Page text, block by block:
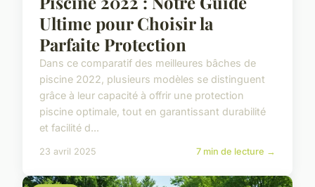
Ultime pour Choisir la
Parfaite Protection
Dans ce comparatif des meilleures bâches de
piscine 2022, plusieurs modèles se distinguent
grâce à leur capacité à offrir une protection
piscine optimale, tout en garantissant durabilité
et facilité d...
23 avril 2025 7 min de lecture →